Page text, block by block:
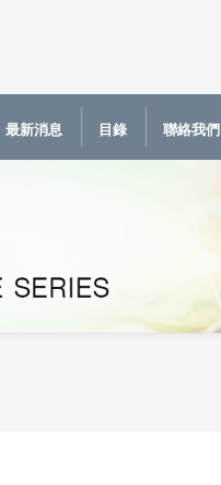
最新消息 目錄 聯絡我們